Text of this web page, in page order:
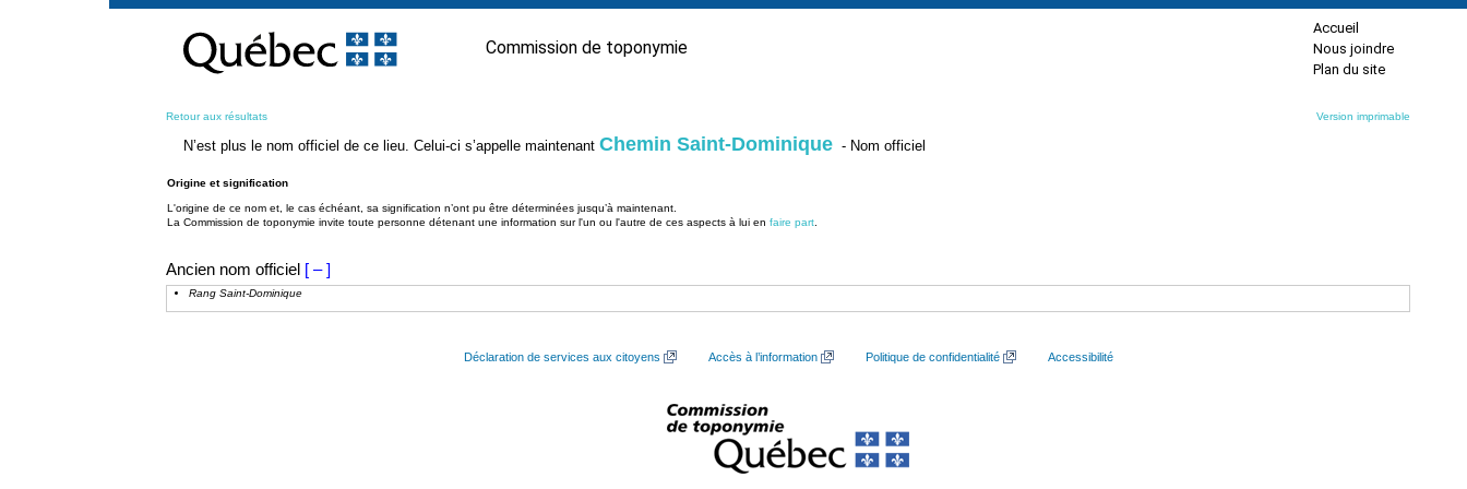
contenu
Commission de toponymie
Accueil
Nous joindre
Plan du site
Retour aux résultats Version imprimable
N’est plus le nom officiel de ce lieu. Celui-ci s’appelle maintenant Chemin Saint-Dominique - Nom officiel
Origine et signification
L'origine de ce nom et, le cas échéant, sa signification n’ont pu être déterminées jusqu’à maintenant.
La Commission de toponymie invite toute personne détenant une information sur l'un ou l'autre de ces aspects à lui en faire part
Ancien nom officiel [ – ]
Rang Saint-Dominique
Déclaration de services aux citoyens Accès à l’information Politique de confidentialité Accessibilité